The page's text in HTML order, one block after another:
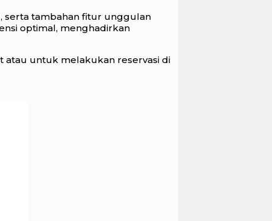
serta tambahan fitur unggulan
optimal, menghadirkan
atau untuk melakukan reservasi di